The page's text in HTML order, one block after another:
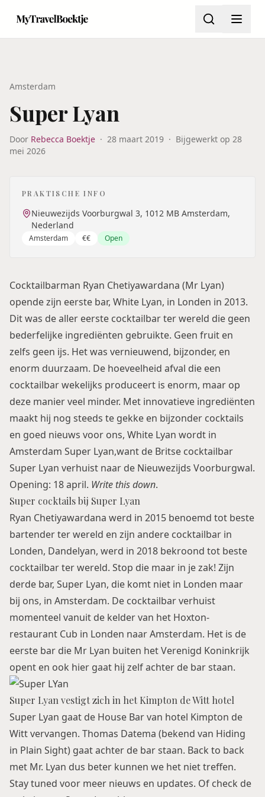
Amsterdam
Super Lyan
Door Rebecca Boektje · 28 maart 2019 · Bijgewerkt op 28
mei 2026
PRAKTISCHE INFO
Nieuwezijds Voorburgwal 3, 1012 MB Amsterdam,
Nederland
Amsterdam €€ Open
Cocktailbarman Ryan Chetiyawardana (Mr Lyan)
opende zijn eerste bar, White Lyan, in Londen in 2013.
Dit was de aller eerste cocktailbar ter wereld die geen
bederfelijke ingrediënten gebruikte. Geen fruit en
zelfs geen ijs. Het was vernieuwend, bijzonder, en
enorm duurzaam. De hoeveelheid afval die een
cocktailbar wekelijks produceert is enorm, maar op
deze manier veel minder. Met innovatieve ingrediënten
maakt hij nog steeds te gekke en bijzonder cocktails
en goed nieuws voor ons, White Lyan wordt in
Amsterdam Super Lyan,want de Britse cocktailbar
Super Lyan verhuist naar de Nieuwezijds Voorburgwal.
Opening: 18 april. Write this down.
Super cocktails bij Super Lyan
Ryan Chetiyawardana werd in 2015 benoemd tot beste
bartender ter wereld en zijn andere cocktailbar in
Londen, Dandelyan, werd in 2018 bekroond tot beste
cocktailbar ter wereld. Stop die maar in je zak! Zijn
derde bar, Super Lyan, die komt niet in Londen maar
bij ons, in Amsterdam. De cocktailbar verhuist
momenteel vanuit de kelder van het Hoxton-
restaurant Cub in Londen naar Amsterdam. Het is de
eerste bar die Mr Lyan buiten het Verenigd Koninkrijk
opent en ook hier gaat hij zelf achter de bar staan.
Super Lyan vestigt zich in het Kimpton de Witt hotel
Super Lyan gaat de House Bar van hotel Kimpton de
Witt vervangen. Thomas Datema (bekend van Hiding
in Plain Sight) gaat achter de bar staan. Back to back
met Mr. Lyan dus beter kunnen we het niet treffen.
Stay tuned voor meer nieuws en updates. Of check de